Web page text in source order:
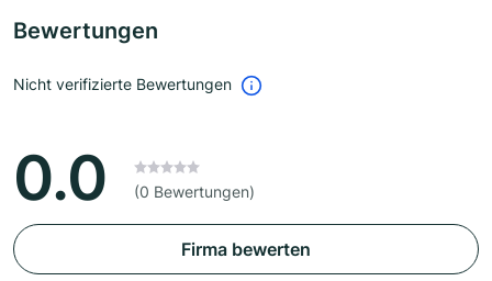
Bewertungen
Nicht verifizierte Bewertungen
0.0 (0 Bewertungen)
Firma bewerten